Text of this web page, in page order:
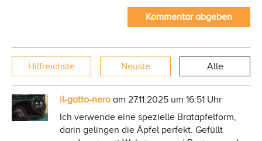
Kommentar abgeben
Hilfreichste Neuste Alle
il-gatto-nero am 27.11.2025 um 16:51 Uhr
Ich verwende eine spezielle Bratapfelform,
darin gelingen die Äpfel perfekt. Gefüllt